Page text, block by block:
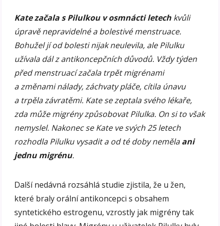
Kate začala s Pilulkou v osmnácti letech kvůli
úpravě nepravidelné a bolestivé menstruace.
Bohužel jí od bolesti nijak neulevila, ale Pilulku
užívala dál z antikoncepčních důvodů. Vždy týden
před menstruací začala trpět migrénami
a změnami nálady, záchvaty pláče, cítila únavu
a trpěla závratěmi. Kate se zeptala svého lékaře,
zda může migrény způsobovat Pilulka. On si to však
nemyslel. Nakonec se Kate ve svých 25 letech
rozhodla Pilulku vysadit a od té doby nemělaani
jednu migrénu.
Další nedávná rozsáhlá studie zjistila, že u žen,
které braly orální antikoncepci s obsahem
syntetického estrogenu, vzrostly jak migrény tak